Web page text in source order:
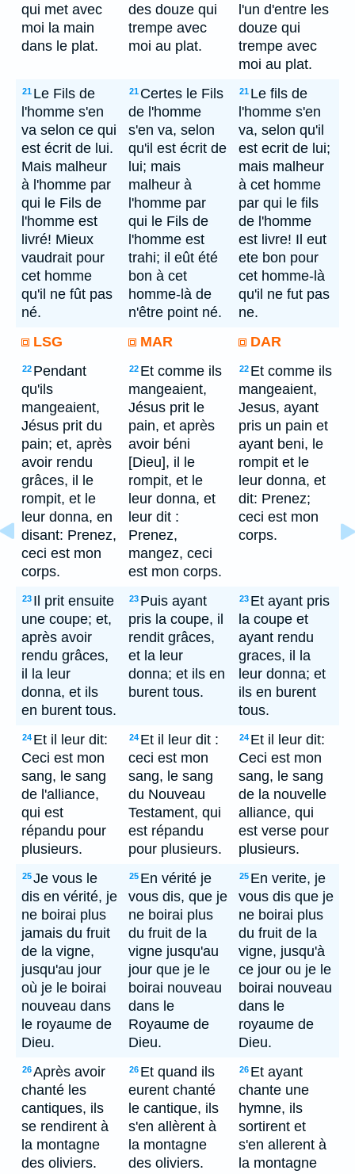
qui met avec
moi la main
dans le plat.
des douze qui
trempe avec
moi au plat.
l'un d'entre les
douze qui
trempe avec
moi au plat.
21 Le Fils de
l'homme s'en
va selon ce qui
est écrit de lui.
Mais malheur
à l'homme par
qui le Fils de
l'homme est
livré! Mieux
vaudrait pour
cet homme
qu'il ne fût pas
né.
21 Certes le Fils
de l'homme
s'en va, selon
qu'il est écrit de
lui; mais
malheur à
l'homme par
qui le Fils de
l'homme est
trahi; il eût été
bon à cet
homme-là de
n'être point né.
21 Le fils de
l'homme s'en
va, selon qu'il
est ecrit de lui;
mais malheur
à cet homme
par qui le fils
de l'homme
est livre! Il eut
ete bon pour
cet homme-là
qu'il ne fut pas
ne.
LSG
MAR DAR
22 Pendant
qu'ils
mangeaient,
Jésus prit du
pain; et, après
avoir rendu
grâces, il le
rompit, et le
leur donna, en
disant: Prenez,
ceci est mon
corps.
22 Et comme ils
mangeaient,
Jésus prit le
pain, et après
avoir béni
[Dieu], il le
rompit, et le
leur donna, et
leur dit :
Prenez,
mangez, ceci
est mon corps.
22 Et comme ils
mangeaient,
Jesus, ayant
pris un pain et
ayant beni, le
rompit et le
leur donna, et
dit: Prenez;
ceci est mon
corps.
23 Il prit ensuite
une coupe; et,
après avoir
rendu grâces,
il la leur
donna, et ils
en burent tous.
23 Puis ayant
pris la coupe, il
rendit grâces,
et la leur
donna; et ils en
burent tous.
23 Et ayant pris
la coupe et
ayant rendu
graces, il la
leur donna; et
ils en burent
tous.
24 Et il leur dit:
Ceci est mon
sang, le sang
de l'alliance,
qui est
répandu pour
plusieurs.
24 Et il leur dit :
ceci est mon
sang, le sang
du Nouveau
Testament, qui
est répandu
pour plusieurs.
24 Et il leur dit:
Ceci est mon
sang, le sang
de la nouvelle
alliance, qui
est verse pour
plusieurs.
25Je vous le
dis en vérité, je
ne boirai plus
jamais du fruit
de la vigne,
jusqu'au jour
où je le boirai
nouveau dans
le royaume de
Dieu.
25 En vérité je
vous dis, que je
ne boirai plus
du fruit de la
vigne jusqu'au
jour que je le
boirai nouveau
dans le
Royaume de
Dieu.
25 En verite, je
vous dis que je
ne boirai plus
du fruit de la
vigne, jusqu'à
ce jour ou je le
boirai nouveau
dans le
royaume de
Dieu.
26Après avoir
chanté les
cantiques, ils
se rendirent à
la montagne
des oliviers.
26 Et quand ils
eurent chanté
le cantique, ils
s'en allèrent à
la montagne
des oliviers.
26 Et ayant
chante une
hymne, ils
sortirent et
s'en allerent à
la montagne